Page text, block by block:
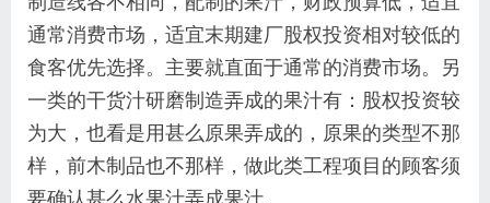
通常消费市场，适宜末期建厂股权投资相对较低的
食客优先选择。主要就直面于通常的消费市场。另
一类的干货汁研磨制造弄成的果汁有：股权投资较
为大，也看是用甚么原果弄成的，原果的类型不那
样，前木制品也不那样，做此类工程项目的顾客须
要确认甚么水果汁弄成果汁。